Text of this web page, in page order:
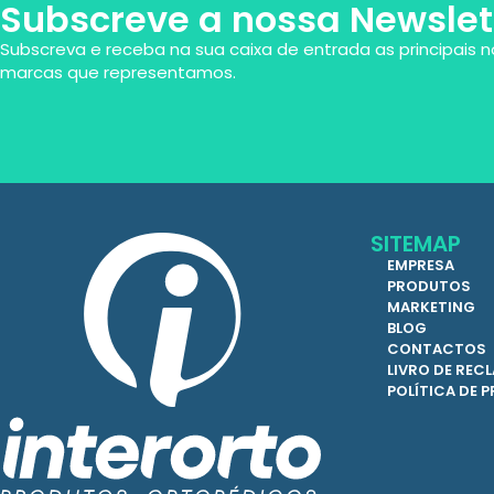
Subscreve a nossa
Subscreva e receba na sua caixa de entrada as principais
marcas que representamos.
SITEMAP
EMPRESA
PRODUTOS
MARKETING
BLOG
CONTACTOS
LIVRO DE
POLÍTICA DE